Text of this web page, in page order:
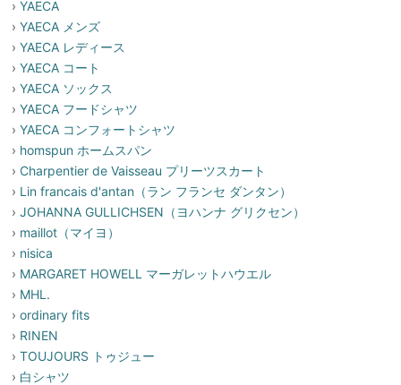
›YAECA
›YAECA メンズ
›YAECA レディース
›YAECA コート
›YAECA ソックス
›YAECA フードシャツ
›YAECA コンフォートシャツ
› homspun ホームスパン
› Charpentier de Vaisseau プリーツスカート
› Lin francais d'antan（ラン フランセ ダンタン）
›JOHANNA GULLICHSEN（ヨハンナ グリクセン）
› maillot（マイヨ）
› nisica
› MARGARET HOWELL マーガレットハウエル
› MHL.
›ordinary fits
› RINEN
›TOUJOURS トゥジュー
› 白シャツ